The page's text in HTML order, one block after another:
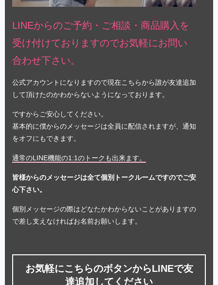
LINEからのご予約・ご相談・商品購入を
受け付けておりますのでお気軽にお問い
合わせ下さい。
公式アカウントになりますので現在こちらから誰が友達追加
して頂けたのかわからないようになっております。
ですからご安心してください。
基本的に僕からのメッセージは全員に配信されますが、通知
をオフにもできます。
通常のLINE機能の1:1のトークも出来ます。
皆様からのメッセージは全て個別トークルームですのでご安
心下さい。
個別メッセージの際はどなたかわからないことがありますの
で差し支えなければお名前お願いします。
お気軽にこちらのボタンからLINEで友
達追加してください